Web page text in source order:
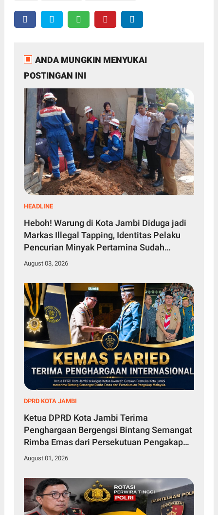
ANDA MUNGKIN MENYUKAI
POSTINGAN INI
HEADLINE
Heboh! Warung di Kota Jambi Diduga jadi
Markas Illegal Tapping, Identitas Pelaku
Pencurian Minyak Pertamina Sudah
Diketahui
August 03, 2026
DPRD KOTA JAMBI
Ketua DPRD Kota Jambi Terima
Penghargaan Bergengsi Bintang Semangat
Rimba Emas dari Persekutuan Pengakap
Malaysia
August 01, 2026